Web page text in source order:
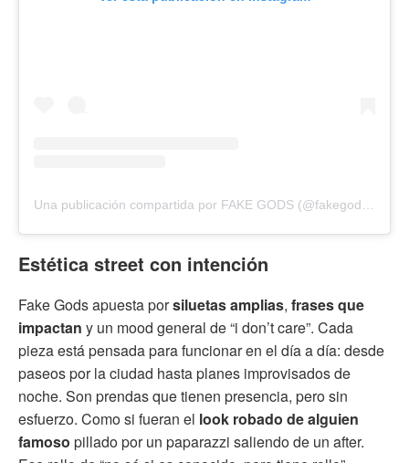
Estética street con intención
Fake Gods apuesta porsiluetas amplias, frases que
impactan y un mood general de “i don’t care”. Cada
pieza está pensada para funcionar en el día a día: desde
paseos por la ciudad hasta planes improvisados de
noche. Son prendas que tienen presencia, pero sin
esfuerzo. Como si fueran el look robado de alguien
famoso pillado por un paparazzi saliendo de un after.